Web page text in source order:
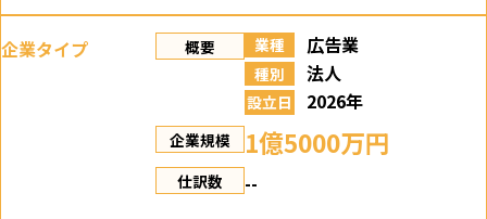
企業タイプ 概要 業種 広告業
種別 法人
設立日 2026年
企業規模 1億5000万円
仕訳数 --